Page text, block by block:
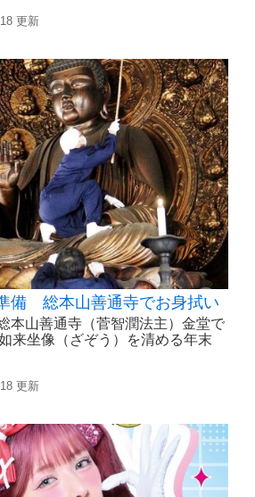
更新
備 総本山善通寺でお身拭い
本山善通寺（菅智潤法主）金堂で
来坐像（ざぞう）を清める年末
更新